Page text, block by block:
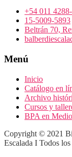
+54 011
15-5009-5893
Beltrán 70,
Menú
Inicio
Catálogo en
Archivo
Cursos y
BPA en
Copyright © 2021
Escalada Ι Todos